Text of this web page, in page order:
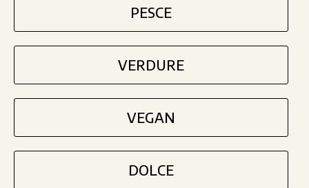
PESCE
VERDURE
VEGAN
DOLCE